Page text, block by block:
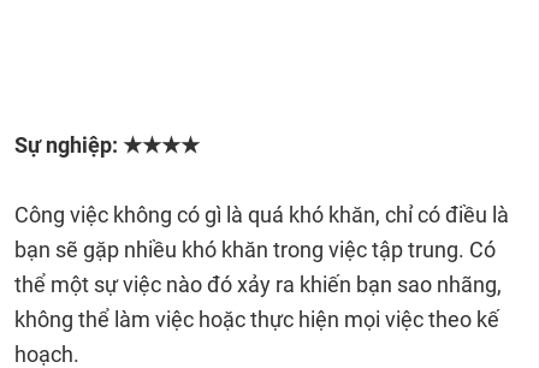
Sự nghiệp: ★★★★
Công việc không có gì là quá khó khăn, chỉ có điều là
bạn sẽ gặp nhiều khó khăn trong việc tập trung. Có
thể một sự việc nào đó xảy ra khiến bạn sao nhãng,
không thể làm việc hoặc thực hiện mọi việc theo kế
hoạch.